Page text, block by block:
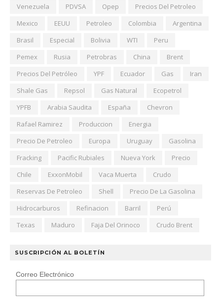
Venezuela PDVSA Opep
Precios Del Petroleo
Mexico
EEUU Petroleo Colombia
Argentina
Brasil
Especial Bolivia WTI
Peru
Pemex
Rusia Petrobras China
Brent
Precios Del Petróleo
YPF Ecuador Gas
Iran
Shale Gas
Repsol Gas Natural
Ecopetrol
YPFB
Arabia Saudita España
Chevron
Rafael Ramirez
Produccion
Energia
Precio De Petroleo
Europa Uruguay
Gasolina
Fracking
Pacific Rubiales Nueva York
Precio
Chile
ExxonMobil Vaca Muerta
Crudo
Reservas De Petroleo
Shell
Precio De La Gasolina
Hidrocarburos
Refinacion Barril
Perú
Texas
Maduro Faja Del Orinoco Crudo Brent
SUSCRIPCIÓN AL BOLETÍN
Correo Electrónico